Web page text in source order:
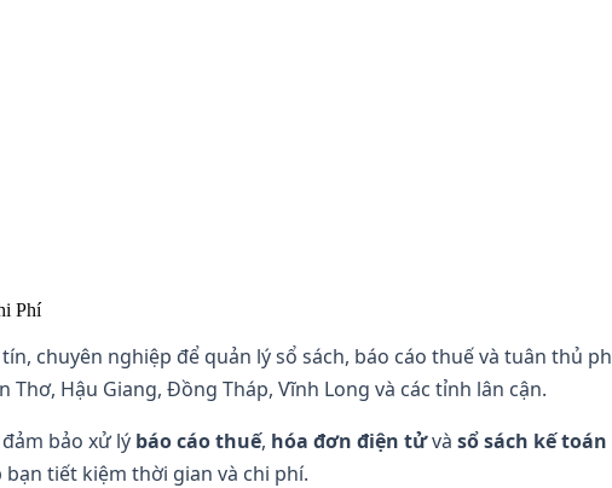
Phí
chuyên nghiệp để quản lý sổ sách, báo cáo thuế và tuân thủ
Hậu Giang, Đồng Tháp, Vĩnh Long và các tỉnh lân cận.
bảo xử lý báo cáo thuế, hóa đơn điện tửvà sổ sách kế toán
bạn tiết kiệm thời gian và chi phí.